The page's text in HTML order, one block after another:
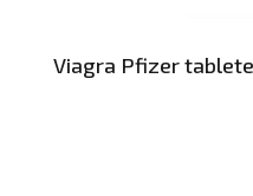
Viagra Pfizer tablete